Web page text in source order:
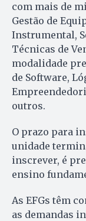
com mais de
Gestão de
Instrumental,
Técnicas de
modalidade
de Software,
outros.
O prazo para
unidade
inscrever, é
ensino
As EFGs têm
as demandas